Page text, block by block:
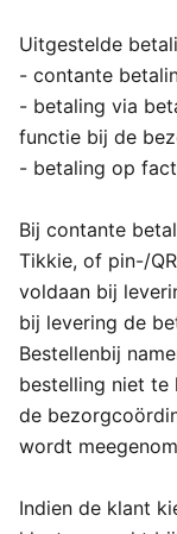
Uitgestelde
- contante
- betaling via
functie bij de
- betaling op
Bij contante
Tikkie, of pin-/
voldaan bij
bij levering de
Bestellenbij
bestelling niet te
de
wordt
Indien de klant